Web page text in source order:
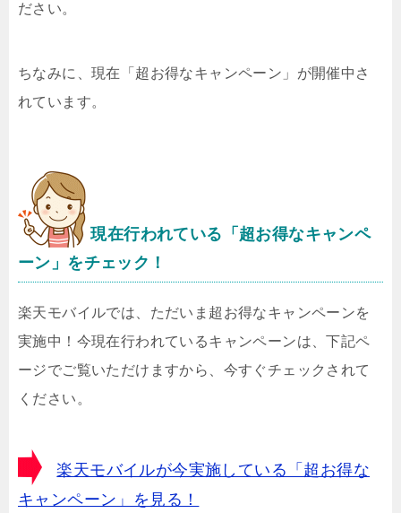
ださい。
ちなみに、現在「超お得なキャンペーン」が開催中さ
れています。
現在行われている「超お得なキャンペ
ーン」をチェック！
楽天モバイルでは、ただいま超お得なキャンペーンを
実施中！今現在行われているキャンペーンは、下記ペ
ージでご覧いただけますから、今すぐチェックされて
ください。
楽天モバイルが今実施している「超お得な
キャンペーン」を見る！